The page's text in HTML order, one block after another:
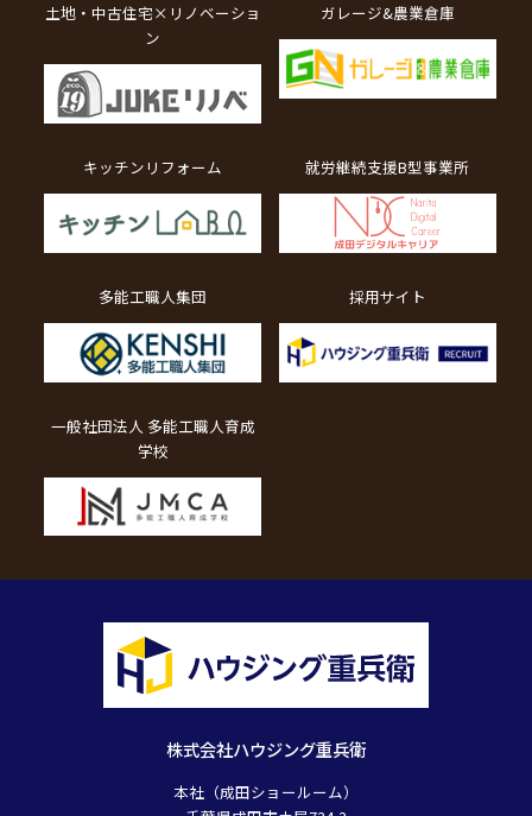
株式会社ハウジング重兵衛
本社（成田ショールーム）
土地・中古住宅×リノベーショ
ン
ガレージ&農業倉庫
キッチンリフォーム 就労継続支援B型事業所
多能工職人集団 採用サイト
一般社団法人 多能工職人育成
学校